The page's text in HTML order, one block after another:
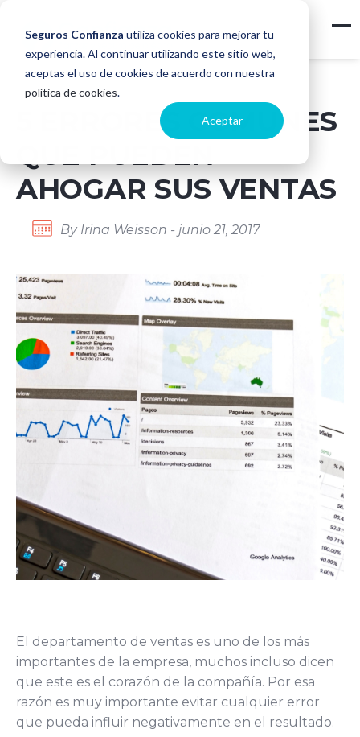
Seguros Confianza utiliza cookies para mejorar tu
experiencia. Al continuar utilizando este sitio web,
aceptas el uso de cookies de acuerdo con nuestra
política de cookies.
Aceptar
5 ERRORES COMUNES
QUE PUEDEN
AHOGAR SUS VENTAS
By Irina Weisson - junio 21, 2017
El departamento de ventas es uno de los más
importantes de la empresa, muchos incluso dicen
que este es el corazón de la compañía. Por esa
razón es muy importante evitar cualquier error
que pueda influir negativamente en el resultado.